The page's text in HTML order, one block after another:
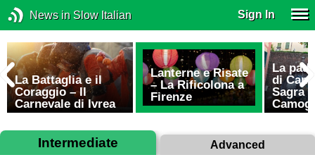
News in Slow Italian Sign In
La Battaglia e il
Coraggio – Il
Carnevale di Ivrea
Lanterne e Risate
– La Rificolona a
Firenze
La
di
Sagra
Intermediate Advanced